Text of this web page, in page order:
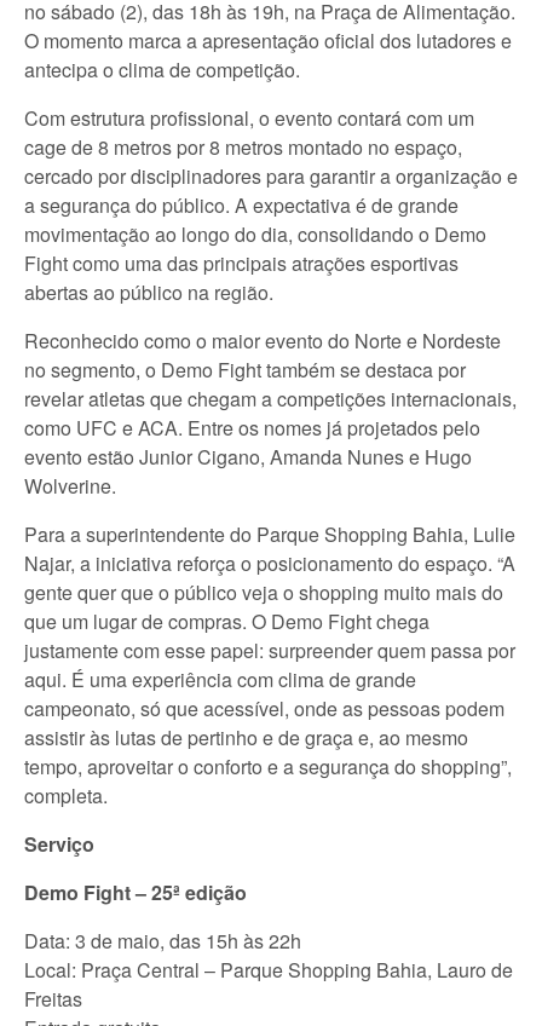
no sábado (2), das 18h às 19h, na Praça de Alimentação.
O momento marca a apresentação oficial dos lutadores e
antecipa o clima de competição.
Com estrutura profissional, o evento contará com um
cage de 8 metros por 8 metros montado no espaço,
cercado por disciplinadores para garantir a organização e
a segurança do público. A expectativa é de grande
movimentação ao longo do dia, consolidando o Demo
Fight como uma das principais atrações esportivas
abertas ao público na região.
Reconhecido como o maior evento do Norte e Nordeste
no segmento, o Demo Fight também se destaca por
revelar atletas que chegam a competições internacionais,
como UFC e ACA. Entre os nomes já projetados pelo
evento estão Junior Cigano, Amanda Nunes e Hugo
Wolverine.
Para a superintendente do Parque Shopping Bahia, Lulie
Najar, a iniciativa reforça o posicionamento do espaço. “A
gente quer que o público veja o shopping muito mais do
que um lugar de compras. O Demo Fight chega
justamente com esse papel: surpreender quem passa por
aqui. É uma experiência com clima de grande
campeonato, só que acessível, onde as pessoas podem
assistir às lutas de pertinho e de graça e, ao mesmo
tempo, aproveitar o conforto e a segurança do shopping”,
completa.
Serviço
Demo Fight – 25ª edição
Data: 3 de maio, das 15h às 22h
Local: Praça Central – Parque Shopping Bahia, Lauro de
Freitas